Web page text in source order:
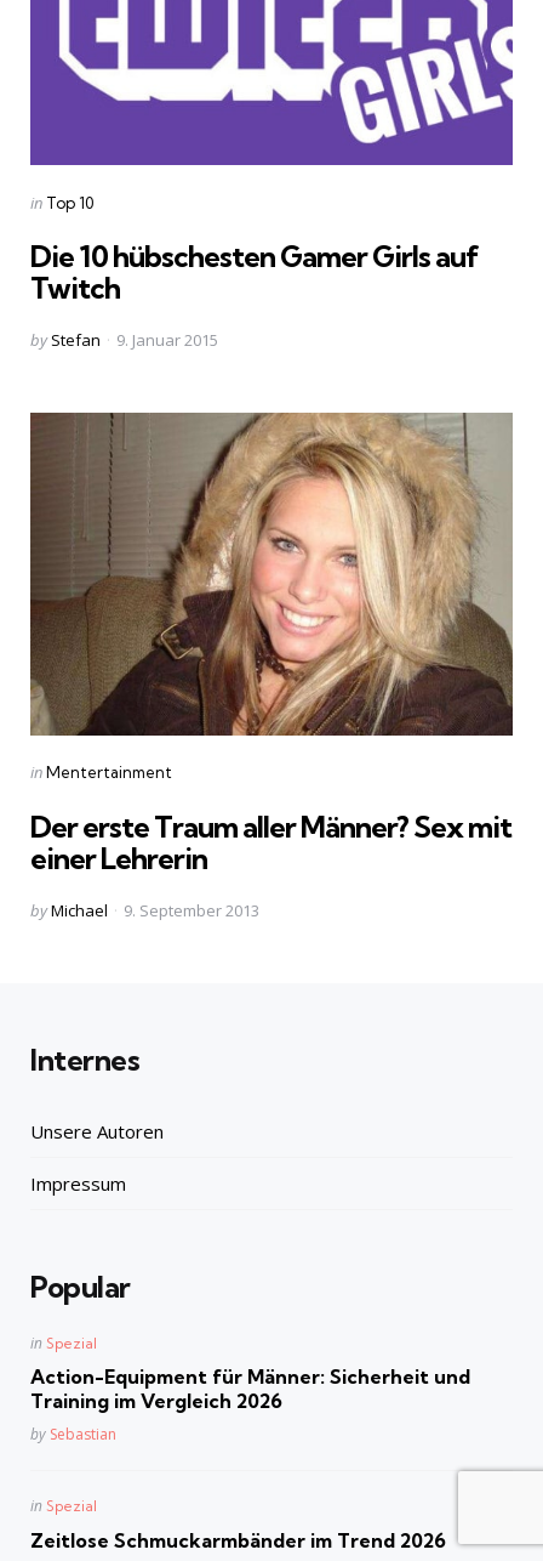
Categories
Posted
in Top 10
Die 10 hübschesten Gamer Girls auf
Twitch
Posted
by Stefan 9. Januar 2015
Categories
Posted
inMentertainment
Der erste Traum aller Männer? Sex mit
einer Lehrerin
Posted
byMichael 9. September 2013
Internes
Unsere Autoren
Impressum
Popular
Posted
in Spezial
Action-Equipment für Männer: Sicherheit und
Training im Vergleich 2026
Posted
by Sebastian
Posted
in Spezial
Zeitlose Schmuckarmbänder im Trend 2026